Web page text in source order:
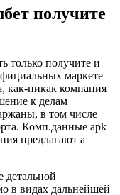
получите
только получите и
маркете
как-никак компания
к делам
в том числе
Комп.данные apk
предлагают а
детальной
в видах дальнейшей